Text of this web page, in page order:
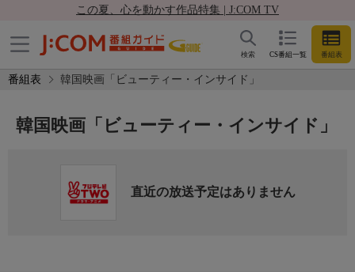
この夏、心を動かす作品特集 | J:COM TV
CS番組一覧 番組表
検索
番組表 韓国映画「ビューティー・インサイド」
韓国映画「ビューティー・インサイド」
直近の放送予定はありません